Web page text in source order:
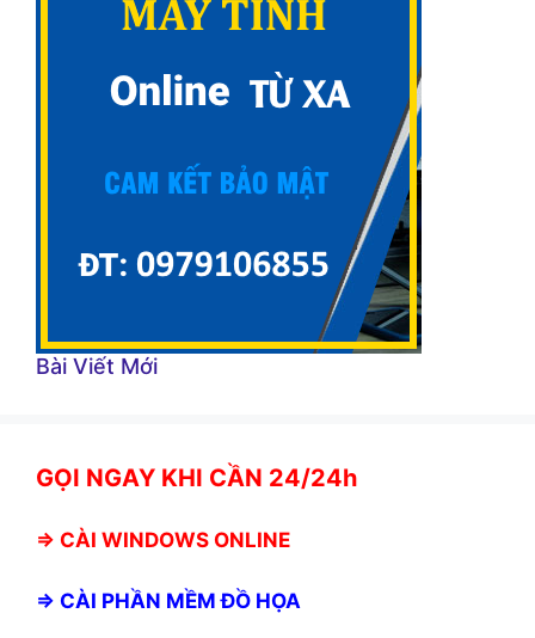
Bài Viết Mới
GỌI NGAY KHI CẦN 24/24h
⇒ CÀI WINDOWS ONLINE
⇒ CÀI PHẦN MỀM ĐỒ HỌA